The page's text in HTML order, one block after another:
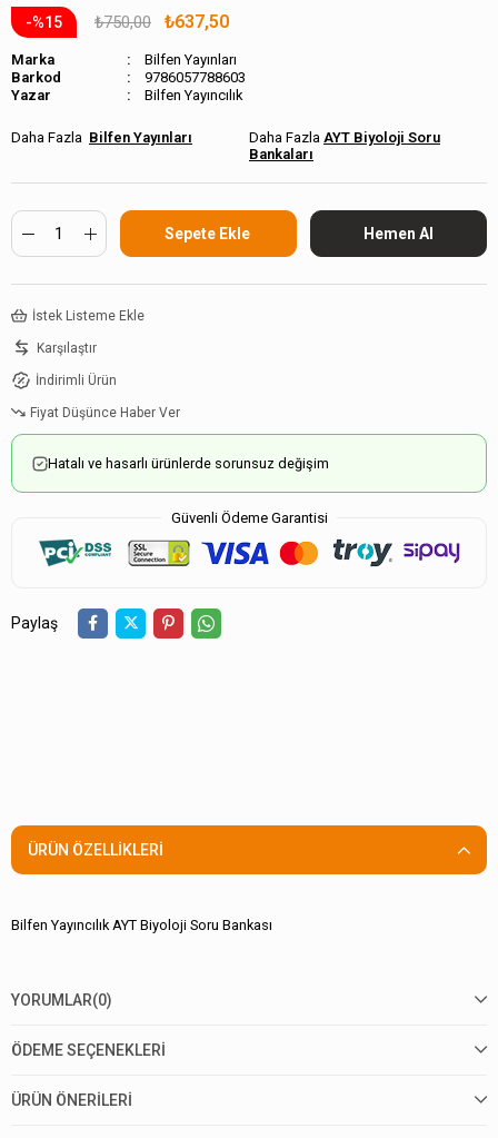
15 ₺750,00 ₺637,50
Marka
Bilfen Yayınları
Barkod
9786057788603
Bilfen Yayıncılık
Bilfen Yayınları
AYT Biyoloji Soru
Bankaları
İstek Listeme Ekle
Karşılaştır
İndirimli Ürün
Fiyat Düşünce Haber Ver
Hatalı ve hasarlı ürünlerde sorunsuz değişim
Güvenli Ödeme Garantisi
Paylaş
ÜRÜN ÖZELLIKLERI
Bilfen Yayıncılık AYT Biyoloji Soru Bankası
YORUMLAR(0)
ÖDEME SEÇENEKLERI
ÜRÜN ÖNERILERI